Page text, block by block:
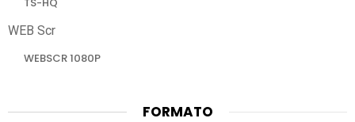
WEB Scr
WEBSCR 1080P
FORMATO